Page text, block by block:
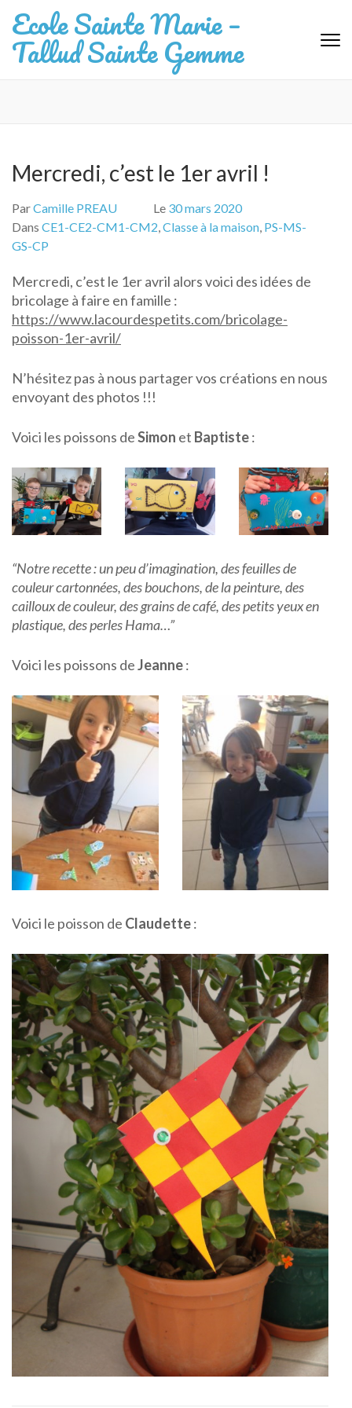
au
contenu
(Pressez
Ecole Sainte Marie –
Tallud Sainte Gemme
Mercredi, c’est le 1er avril !
ParCamille PREAU Le 30 mars 2020
Dans CE1-CE2-CM1-CM2,Classe à la maison, PS-MS-
GS-CP
Mercredi, c’est le 1er avril alors voici des idées de
bricolage à faire en famille :
https://www.lacourdespetits.com/bricolage-
poisson-1er-avril/
N’hésitez pas à nous partager vos créations en nous
envoyant des photos !!!
Voici les poissons deSimon et Baptiste:
“Notre recette : un peu d’imagination, des feuilles de
couleur cartonnées, des bouchons, de la peinture, des
cailloux de couleur, des grains de café, des petits yeux en
plastique, des perles Hama…”
Voici les poissons deJeanne:
Voici le poisson de Claudette: